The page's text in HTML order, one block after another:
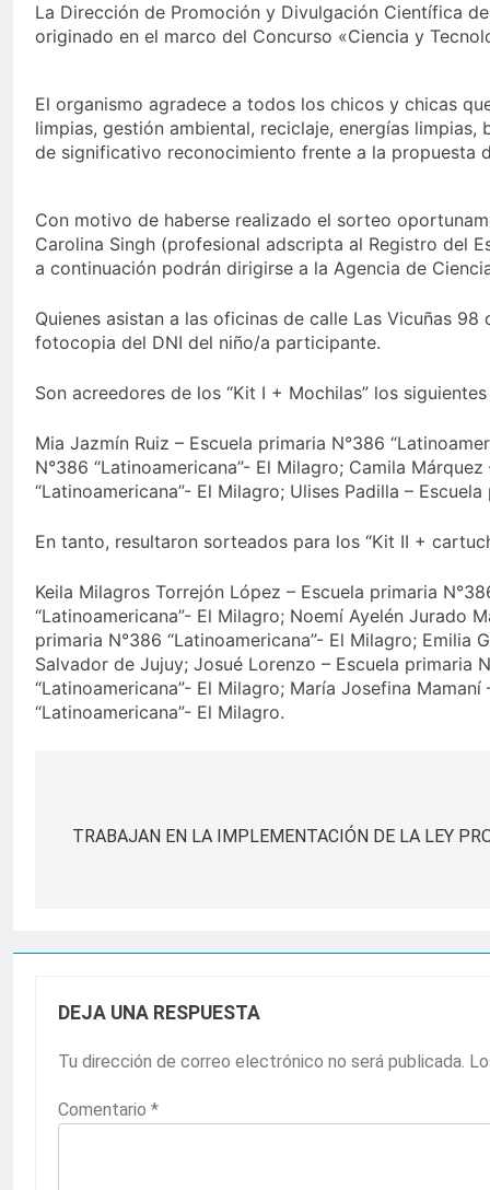
La Dirección de Promoción y Divulgación Científica
originado en el marco del Concurso «Ciencia y
El organismo agradece a todos los chicos y chicas
limpias, gestión ambiental, reciclaje, energías
de significativo reconocimiento frente a la propuesta
Con motivo de haberse realizado el sorteo
Carolina Singh (profesional adscripta al Registro del
a continuación podrán dirigirse a la Agencia de
Quienes asistan a las oficinas de calle Las Vicuñas
fotocopia del DNI del niño/a participante.
Son acreedores de los “Kit I + Mochilas” los
Mia Jazmín Ruiz – Escuela primaria N°386
N°386 “Latinoamericana”- El Milagro; Camila
“Latinoamericana”- El Milagro; Ulises Padilla –
En tanto, resultaron sorteados para los “Kit II +
Keila Milagros Torrejón López – Escuela primaria
“Latinoamericana”- El Milagro; Noemí Ayelén Jurado
primaria N°386 “Latinoamericana”- El Milagro;
Salvador de Jujuy; Josué Lorenzo – Escuela primaria
“Latinoamericana”- El Milagro; María Josefina
“Latinoamericana”- El Milagro.
de
TRABAJAN EN LA IMPLEMENTACIÓN DE LA LEY
DEJA UNA RESPUESTA
Tu dirección de correo electrónico no será publicada.
Comentario *